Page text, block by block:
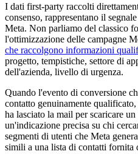
I dati first-party raccolti
consenso, rappresentano il
Meta. Non parliamo del classico
l'ottimizzazione delle campagne
che raccolgono informazioni
progetto, tempistiche, settore di
dell'azienda, livello di urgenza.
Quando l'evento di conversione
contatto genuinamente
ha lasciato la mail per scaricare
un'indicazione precisa su chi
segmenti di utenti che Meta
simili a una lista di contatti fornita